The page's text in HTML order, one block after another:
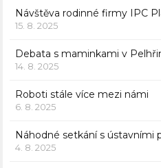
Návštěva rodinné firmy IPC
15. 8. 2025
Debata s maminkami v
14. 8. 2025
Roboti stále více mezi námi
6. 8. 2025
Náhodné setkání s ústavními
4. 8. 2025